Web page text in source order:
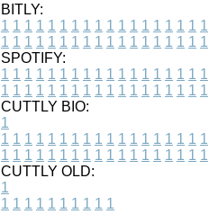
BITLY:
1 1 1 1 1 1 1 1 1 1 1 1 1 1 1 1 1 1
1 1 1 1 1 1 1 1 1 1 1 1 1 1 1 1 1 1
SPOTIFY:
1 1 1 1 1 1 1 1 1 1 1 1 1 1 1 1 1 1
1 1 1 1 1 1 1 1 1 1 1 1 1 1 1 1 1 1
CUTTLY BIO:
1
1 1 1 1 1 1 1 1 1 1 1 1 1 1 1 1 1 1
1 1 1 1 1 1 1 1 1 1 1 1 1 1 1 1 1 1
CUTTLY OLD:
1
1 1 1 1 1 1 1 1 1 1